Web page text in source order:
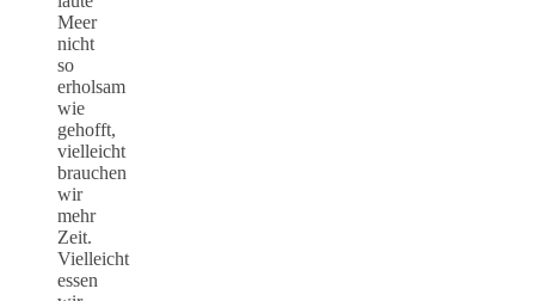
Meer
nicht
so
erholsam
wie
gehofft,
vielleicht
brauchen
wir
mehr
Zeit.
Vielleicht
essen